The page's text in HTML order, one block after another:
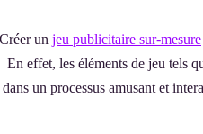
un jeu publicitaire sur-mesure
effet, les éléments de jeu tels
un processus amusant et